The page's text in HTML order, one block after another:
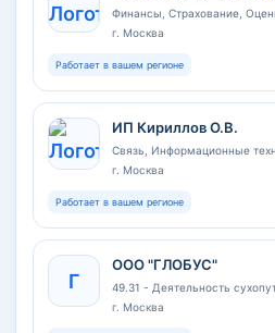
Финансы, Страхование,
г. Москва
Работает в вашем регионе
ИП Кириллов О.В.
Связь, Информационные
г. Москва
Работает в вашем регионе
Г
ООО "ГЛОБУС"
г. Москва